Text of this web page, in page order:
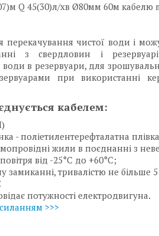
Q 45(30)л/хв Ø80мм 60м кабелю
перекачування чистої води і
з свердловин і
в резервуари, для
при використанні
кабелем:
- поліетилентерефталатна плівка
жили в поєднанні з
від -25°C до +60°C;
замиканні, тривалістю не більше 5
потужності електродвигуна.
>>>